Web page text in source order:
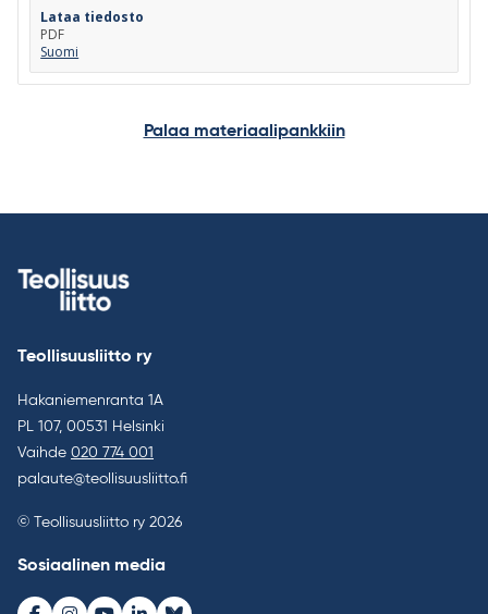
Lataa tiedosto
PDF
Suomi
Palaa materiaalipankkiin
Teollisuusliitto ry
Hakaniemenranta 1A
PL 107, 00531 Helsinki
Vaihde 020 774 001
palaute@teollisuusliitto.fi
© Teollisuusliitto ry 2026
Sosiaalinen media